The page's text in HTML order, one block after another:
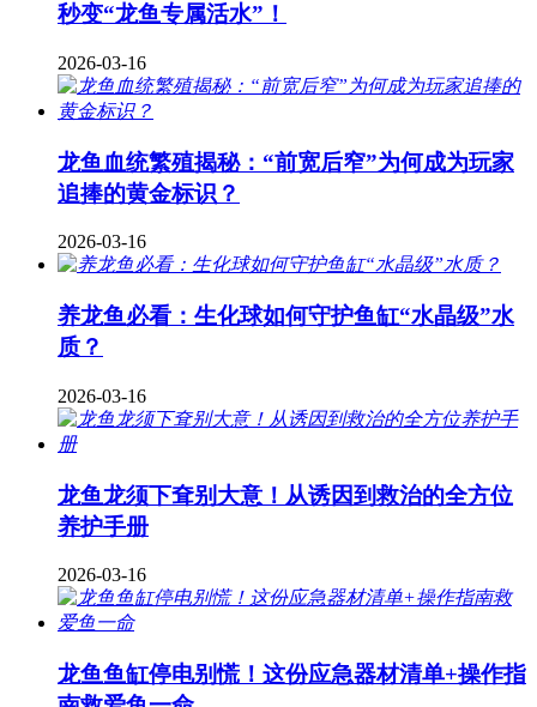
秒变“龙鱼专属活水”！
2026-03-16
龙鱼血统繁殖揭秘：“前宽后窄”为何成为玩家
追捧的黄金标识？
2026-03-16
养龙鱼必看：生化球如何守护鱼缸“水晶级”水
质？
2026-03-16
龙鱼龙须下耷别大意！从诱因到救治的全方位
养护手册
2026-03-16
龙鱼鱼缸停电别慌！这份应急器材清单+操作指